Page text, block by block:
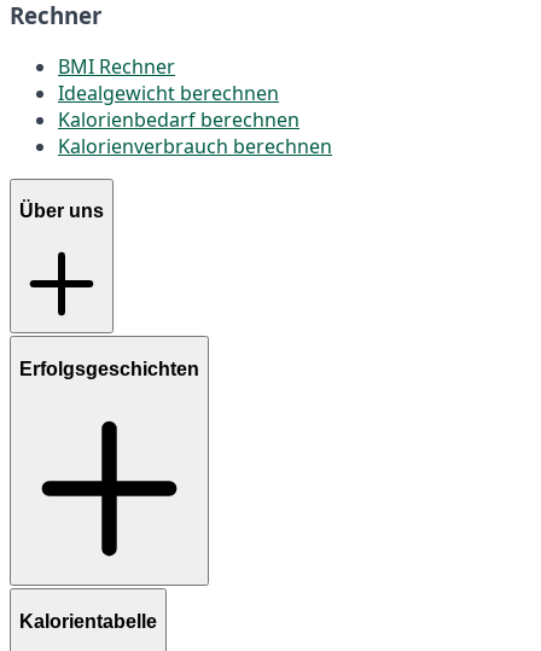
Rechner
BMI Rechner
Idealgewicht berechnen
Kalorienbedarf berechnen
Kalorienverbrauch berechnen
Über uns
Erfolgsgeschichten
Kalorientabelle